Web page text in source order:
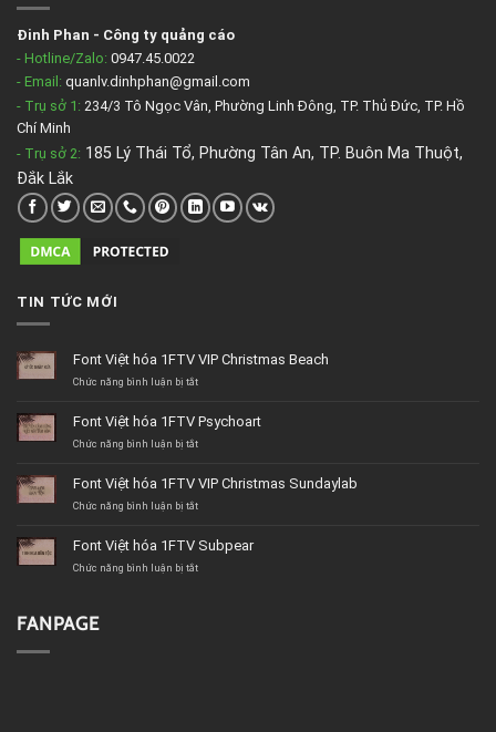
Đinh Phan - Công ty quảng cáo
- Hotline/Zalo: 0947.45.0022
- Email: quanlv.dinhphan@gmail.com
- Trụ sở 1: 234/3 Tô Ngọc Vân, Phường Linh Đông, TP. Thủ Đức, TP. Hồ
Chí Minh
- Trụ sở 2: 185 Lý Thái Tổ, Phường Tân An, TP. Buôn Ma Thuột,
Đắk Lắk
TIN TỨC MỚI
Font Việt hóa 1FTV VIP Christmas Beach
Chức năng bình luận bị tắtở
hóa
1FTV
Beach
Font Việt hóa 1FTV Psychoart
Chức năng bình luận bị tắtở
hóa
1FTV
Font Việt hóa 1FTV VIP Christmas Sundaylab
Chức năng bình luận bị tắtở
hóa
1FTV
Font Việt hóa 1FTV Subpear
Chức năng bình luận bị tắtở
FANPAGE